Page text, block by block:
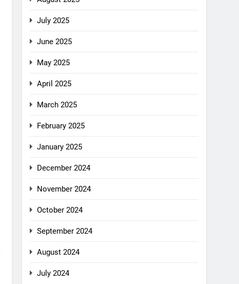
July 2025
June 2025
May 2025
April 2025
March 2025
February 2025
January 2025
December 2024
November 2024
October 2024
September 2024
August 2024
July 2024